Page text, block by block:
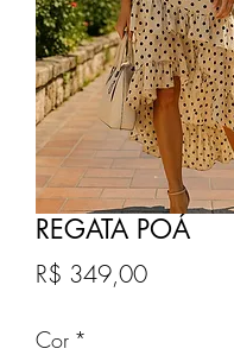
REGATA POÁ
R$ 349,00Preço
Cor *